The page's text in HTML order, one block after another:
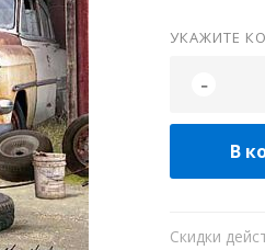
УКАЖИТЕ
-
В
Скидки